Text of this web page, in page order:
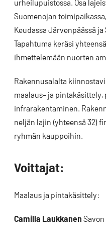
urheilupuistossa. Osa
Suomenojan
Keudassa Järvenpäässä ja
Tapahtuma keräsi
ihmettelemään nuorten
Rakennusalalta
maalaus- ja pintakäsittely,
infrarakentaminen.
neljän lajin (yhteensä 32)
ryhmän kauppoihin.
Voittajat:
Maalaus ja pintakäsittely:
Camilla Laukkanen